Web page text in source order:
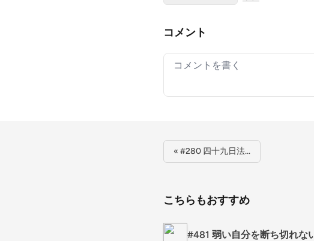
コメント
Your comment
« #280 四十九日法…
こちらもおすすめ
#481 弱い自分を断ち切れな